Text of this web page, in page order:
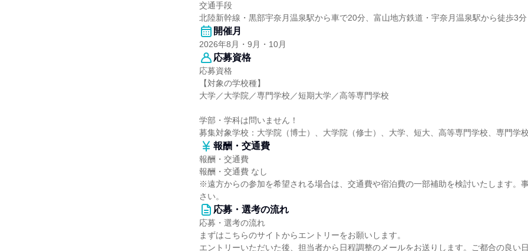
交通手段
北陸新幹線・黒部宇奈月温泉駅から車で20分、富山地方鉄道・宇奈月温泉駅から徒歩3分
開催月
2026年8月・9月・10月
応募資格
応募資格
【対象の学校種】
大学／大学院／専門学校／短期大学／高等専門学校
学部・学科は問いません！
募集対象学校：大学院（博士）、大学院（修士）、大学、短大、高等専門学校、専門学校
報酬・交通費
報酬・交通費
報酬・交通費 なし
※遠方からの参加を希望される場合は、交通費や宿泊費の一部補助を検討いたします。
さい。
応募・選考の流れ
応募・選考の流れ
まずはこちらのサイトからエントリーをお願いします。
エントリーいただいた後、担当者から日程調整のメールをお送りします。ご都合の良い